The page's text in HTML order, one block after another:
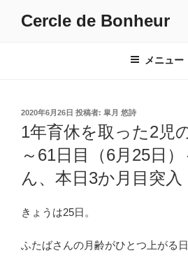
Cercle de Bonheur
メニュー
投
稿
日:
2020年6月26日 投稿者: 皐月 悠詩
1年育休を取った2児
～61日目（6月25日
ん、本日3か月目突入
きょうは25日。
ふたばさんの月齢がひとつ上がる日